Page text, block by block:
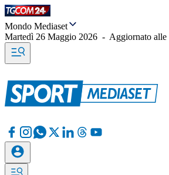
Mondo Mediaset
Martedì 26 Maggio 2026 - Aggiornato alle